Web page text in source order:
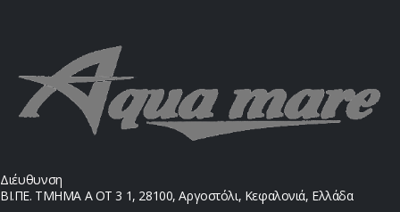
Διέυθυνση
ΒΙ.ΠΕ. ΤΜΗΜΑ Α ΟΤ 3 1, 28100, Αργοστόλι, Κεφαλονιά, Ελλάδα